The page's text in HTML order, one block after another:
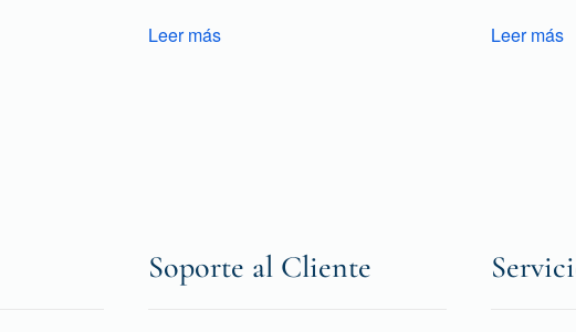
Leer más
Leer más
Soporte al Cliente